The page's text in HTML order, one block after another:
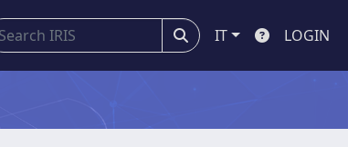
IT LOGIN